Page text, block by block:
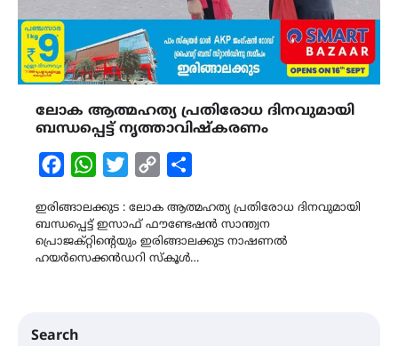
ലോക ആത്മഹത്യ പ്രതിരോധ ദിനവുമായി
ബന്ധപ്പെട്ട് നൃത്താവിഷ്കരണം
FacebookWhatsAppTwitterCopy
ഇരിങ്ങാലക്കുട : ലോക ആത്മഹത്യ പ്രതിരോധ ദിനവുമായി
ബന്ധപ്പെട്ട് ഇസാഫ് ഫൗണ്ടേഷൻ സാന്ത്വന
പ്രൊജക്റ്റിന്‍റെയും ഇരിങ്ങാലക്കുട നാഷണൽ
ഹയർസെക്കൻഡറി സ്കൂൾ…
Search